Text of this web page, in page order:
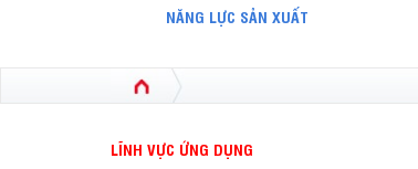
NĂNG LỰC SẢN XUẤT
LĨNH VỰC ỨNG DỤNG